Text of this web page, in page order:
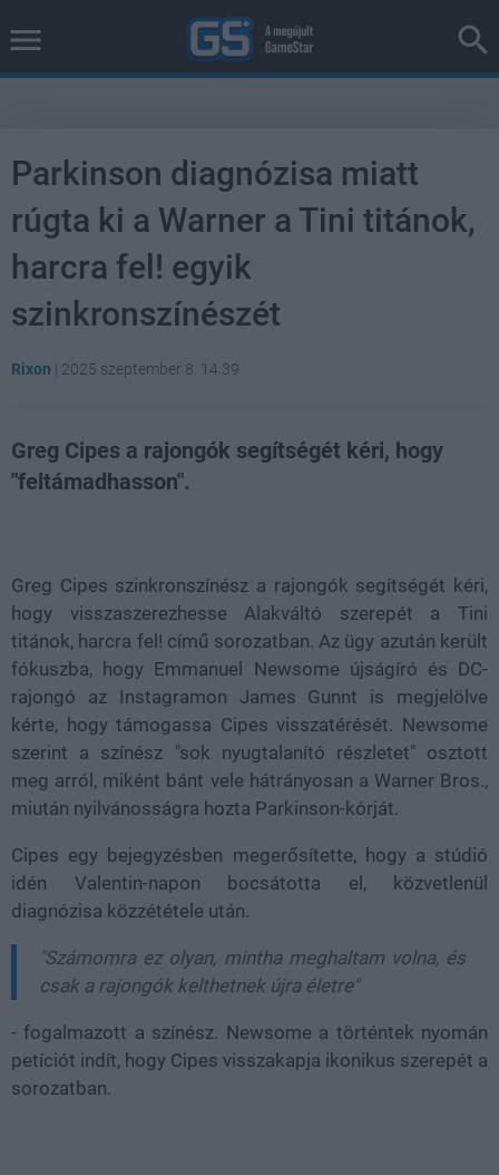
Parkinson diagnózisa miatt
rúgta ki a Warner a Tini titánok,
harcra fel! egyik
szinkronszínészét
Rixon | 2025 szeptember 8. 14:39
Greg Cipes a rajongók segítségét kéri, hogy
"feltámadhasson".
Greg Cipes szinkronszínész a rajongók segítségét kéri,
hogy visszaszerezhesse Alakváltó szerepét a Tini
titánok, harcra fel! című sorozatban. Az ügy azután került
fókuszba, hogy Emmanuel Newsome újságíró és DC-
rajongó az Instagramon James Gunnt is megjelölve
kérte, hogy támogassa Cipes visszatérését. Newsome
szerint a színész "sok nyugtalanító részletet" osztott
meg arról, miként bánt vele hátrányosan a Warner Bros.,
miután nyilvánosságra hozta Parkinson-kórját.
Cipes egy bejegyzésben megerősítette, hogy a stúdió
idén Valentin-napon bocsátotta el, közvetlenül
diagnózisa közzététele után.
"Számomra ez olyan, mintha meghaltam volna, és
csak a rajongók kelthetnek újra életre"
- fogalmazott a színész. Newsome a történtek nyomán
petíciót indít, hogy Cipes visszakapja ikonikus szerepét a
sorozatban.